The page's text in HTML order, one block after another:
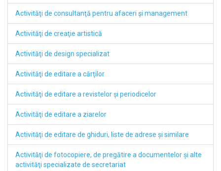
Activităţi de consultanţă pentru afaceri şi management
Activităţi de creaţie artistică
Activităţi de design specializat
Activităţi de editare a cărţilor
Activităţi de editare a revistelor şi periodicelor
Activităţi de editare a ziarelor
Activităţi de editare de ghiduri, liste de adrese şi similare
Activităţi de fotocopiere, de pregătire a documentelor şi alte
activităţi specializate de secretariat